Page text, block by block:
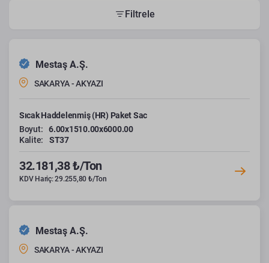
Filtrele
Mestaş A.Ş.
SAKARYA - AKYAZI
Sıcak Haddelenmiş (HR) Paket Sac
Boyut:
6.00x1510.00x6000.00
Kalite:
ST37
32.181,38 ₺/Ton
KDV Hariç: 29.255,80 ₺/Ton
Mestaş A.Ş.
SAKARYA - AKYAZI